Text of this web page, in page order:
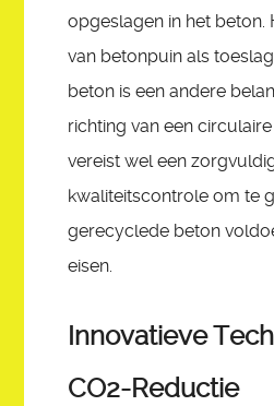
opgeslagen in het beton.
van betonpuin als
beton is een andere
richting van een
vereist wel een
kwaliteitscontrole om te
gerecyclede beton
eisen.
Innovatieve
CO2-Reductie